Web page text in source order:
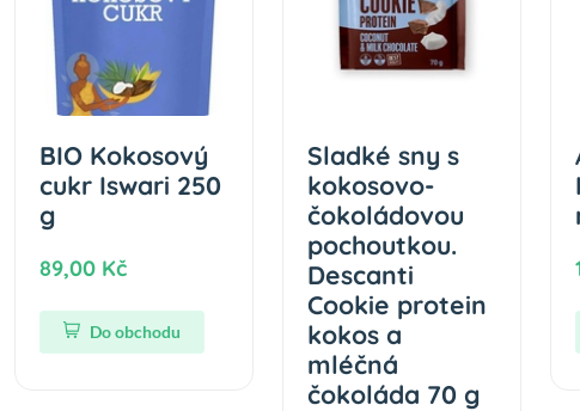
BIO Kokosový
cukr Iswari 250
g
89,00 Kč
Do obchodu
Sladké sny s
kokosovo-
čokoládovou
pochoutkou.
Descanti
Cookie protein
kokos a
mléčná
čokoláda 70 g